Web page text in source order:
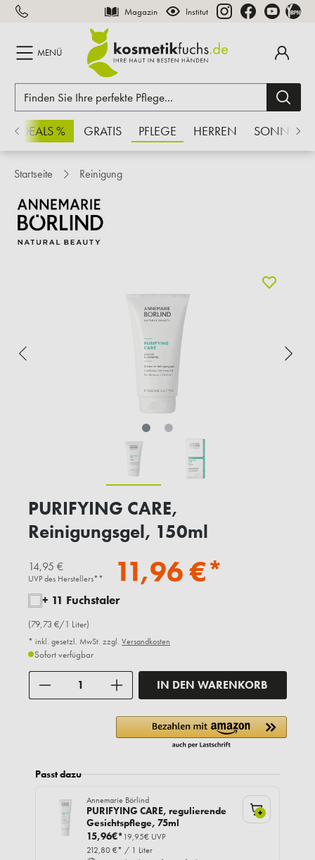
springen Magazin Institut
MENÜ
% GRATIS PFLEGE HERREN SONNE
Startseite Reinigung
PURIFYING CARE,
Reinigungsgel, 150ml
14,95 €
UVP des Herstellers** 11,96 €*
+ 11 Fuchstaler
(79,73 €/1 Liter)
* inkl. gesetzl. MwSt. zzgl. Versandkosten
Sofort verfügbar
IN DEN WARENKORB
Passt dazu
Annemarie Börlind
PURIFYING CARE, regulierende
Gesichtspflege, 75ml
15,96€*19,95€ UVP
212,80 €* / 1 Liter
+